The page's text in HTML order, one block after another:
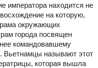
императора находится не
на которую,
окружающих
города посвящен
командовавшему
Вьетнамцы называют этот
которая вышла